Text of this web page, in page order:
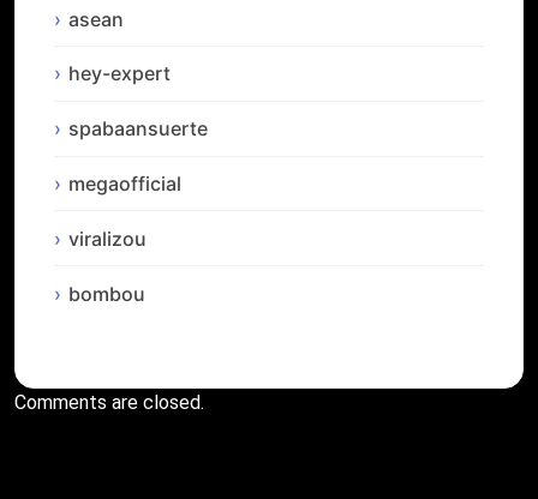
asean
hey-expert
spabaansuerte
megaofficial
viralizou
bombou
Comments are closed.